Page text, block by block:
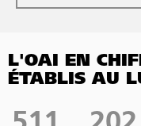
L'OAI EN
ÉTABLIS AU